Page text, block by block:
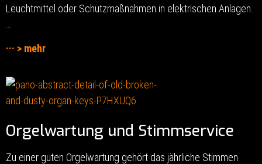
Leuchtmittel oder Schutzmaßnahmen in elektrischen Anlagen.
··· > mehr
Orgelwartung und Stimmservice
Zu einer guten Orgelwartung gehört das jährliche Stimmen